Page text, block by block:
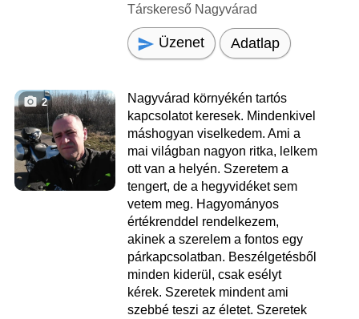
Társkereső Nagyvárad
Üzenet Adatlap
2
Nagyvárad környékén tartós
kapcsolatot keresek. Mindenkivel
máshogyan viselkedem. Ami a
mai világban nagyon ritka, lelkem
ott van a helyén. Szeretem a
tengert, de a hegyvidéket sem
vetem meg. Hagyományos
értékrenddel rendelkezem,
akinek a szerelem a fontos egy
párkapcsolatban. Beszélgetésből
minden kiderül, csak esélyt
kérek. Szeretek mindent ami
szebbé teszi az életet. Szeretek